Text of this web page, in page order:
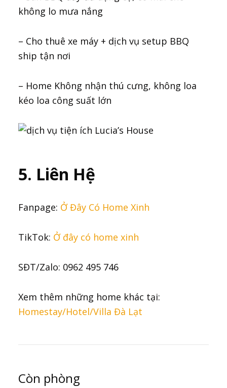
không lo mưa nắng
– Cho thuê xe máy + dịch vụ setup BBQ
ship tận nơi
– Home Không nhận thú cưng, không loa
kéo loa công suất lớn
5. Liên Hệ
Fanpage: Ở Đây Có Home Xinh
TikTok: Ở đây có home xinh
SĐT/Zalo: 0962 495 746
Xem thêm những home khác tại:
Homestay/Hotel/Villa Đà Lạt
Còn phòng